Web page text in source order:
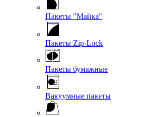
Пакеты "Майка"
Пакеты Zip-Lock
Пакеты бумажные
Вакуумные пакеты